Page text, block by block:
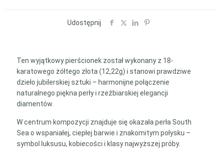
Udostępnij
Ten wyjątkowy pierścionek został wykonany z 18-
karatowego żółtego złota (12,22g) i stanowi prawdziwe
dzieło jubilerskiej sztuki – harmonijne połączenie
naturalnego piękna perły i rzeźbiarskiej elegancji
diamentów.
W centrum kompozycji znajduje się okazała perła South
Sea o wspaniałej, ciepłej barwie i znakomitym połysku –
symbol luksusu, kobiecości i klasy najwyższej próby.